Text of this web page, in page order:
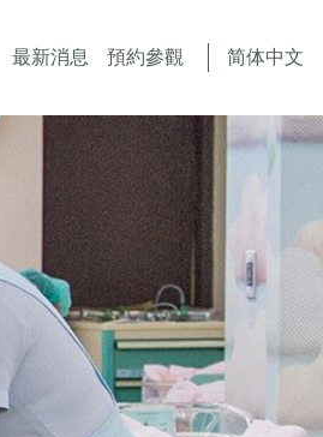
最新消息 預約參觀 简体中文